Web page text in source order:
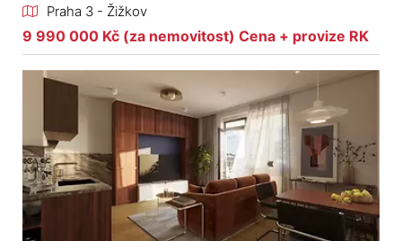
Praha 3 - Žižkov
9 990 000 Kč (za nemovitost) Cena + provize RK